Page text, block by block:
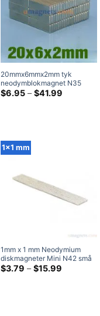
20mmx6mmx2mm tyk
neodymblokmagnet N35
tynde magneter Super
$6.95 – $41.99Prisklasse:
1x1 mm
1mm x 1 mm Neodymium
diskmagneter Mini N42 små
runde magneter Tiny sjældne
$3.79 – $15.99Prisklasse: